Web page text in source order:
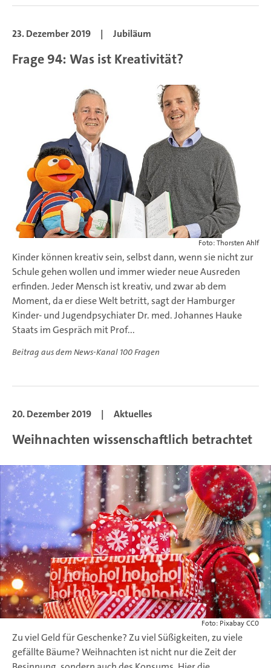
23. Dezember 2019 | Jubiläum
Frage 94: Was ist Kreativität?
Foto: Thorsten Ahlf
Kinder können kreativ sein, selbst dann, wenn sie nicht zur
Schule gehen wollen und immer wieder neue Ausreden
erfinden. Jeder Mensch ist kreativ, und zwar ab dem
Moment, da er diese Welt betritt, sagt der Hamburger
Kinder- und Jugendpsychiater Dr. med. Johannes Hauke
Staats im Gespräch mit Prof...
Beitrag aus dem News-Kanal 100 Fragen
20. Dezember 2019 | Aktuelles
Weihnachten wissenschaftlich betrachtet
Foto: Pixabay CC0
Zu viel Geld für Geschenke? Zu viel Süßigkeiten, zu viele
gefällte Bäume? Weihnachten ist nicht nur die Zeit der